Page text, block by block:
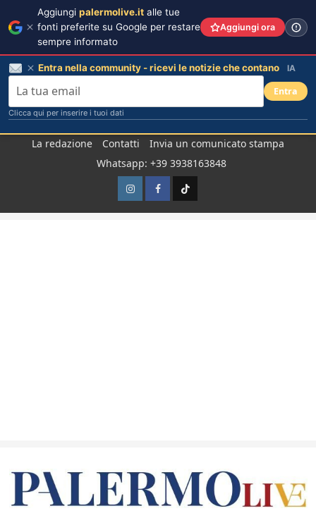
La redazione Contatti
Invia un comunicato stampa
Whatsapp: +39 3938163848
InstagramFacebook
TikTok
Aggiungi palermolive.it alle tue
fonti preferite su Google per restare
sempre informato
Aggiungi ora
Entra nella community - ricevi le notizie che contano IA
Entra
Clicca qui per inserire i tuoi dati